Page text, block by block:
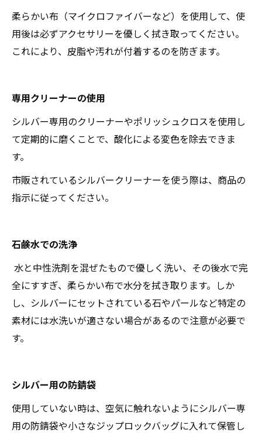
柔らかい布（マイクロファイバーなど）を使用して、使
用後は必ずアクセサリーを優しく拭き取ってください。
これにより、皮脂や汚れが付着するのを防ぎます。
専用クリーナーの使用
シルバー専用のクリーナーやポリッシュクロスを使用し
て定期的に磨くことで、酸化による変色を除去できま
す。
市販されているシルバークリーナーを使う際は、商品の
指示に従ってください。
石鹸水での洗浄
水と中性洗剤を混ぜたもので優しく洗い、その後水で完
全にすすぎ、柔らかい布で水分を拭き取ります。しか
し、シルバーにセットされている石やパールなど特定の
素材には水洗いが適さない場合があるので注意が必要で
す。
シルバー用の防錆袋
使用していない時は、空気に触れないようにシルバー専
用の防錆袋や小さなジップロックバッグに入れて保管し